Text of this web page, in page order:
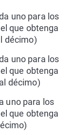
uno para los
que obtenga
décimo)
uno para los
que obtenga
décimo)
uno para los
que obtenga